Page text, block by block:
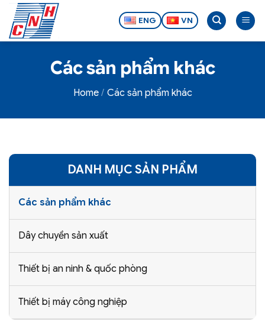
qua
nội
ENG VN
Các sản phẩm khác
Home Các sản phẩm khác
DANH MỤC SẢN PHẨM
Các sản phẩm khác
Dây chuyền sản xuất
Thiết bị an ninh & quốc phòng
Thiết bị máy công nghiệp